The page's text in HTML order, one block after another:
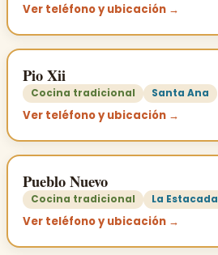
Ver teléfono y ubicación →
Pio Xii
Cocina tradicional Santa Ana
Ver teléfono y ubicación →
Pueblo Nuevo
Cocina tradicional La Estacada
Ver teléfono y ubicación →